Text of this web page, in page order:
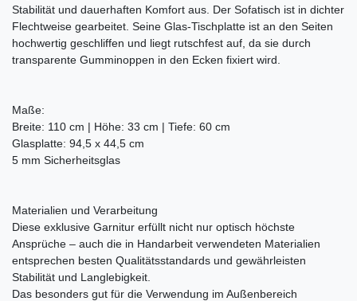
Stabilität und dauerhaften Komfort aus. Der Sofatisch ist in dichter
Flechtweise gearbeitet. Seine Glas-Tischplatte ist an den Seiten
hochwertig geschliffen und liegt rutschfest auf, da sie durch
transparente Gumminoppen in den Ecken fixiert wird.
Maße:
Breite: 110 cm | Höhe: 33 cm | Tiefe: 60 cm
Glasplatte: 94,5 x 44,5 cm
5 mm Sicherheitsglas
Materialien und Verarbeitung
Diese exklusive Garnitur erfüllt nicht nur optisch höchste
Ansprüche – auch die in Handarbeit verwendeten Materialien
entsprechen besten Qualitätsstandards und gewährleisten
Stabilität und Langlebigkeit.
Das besonders gut für die Verwendung im Außenbereich